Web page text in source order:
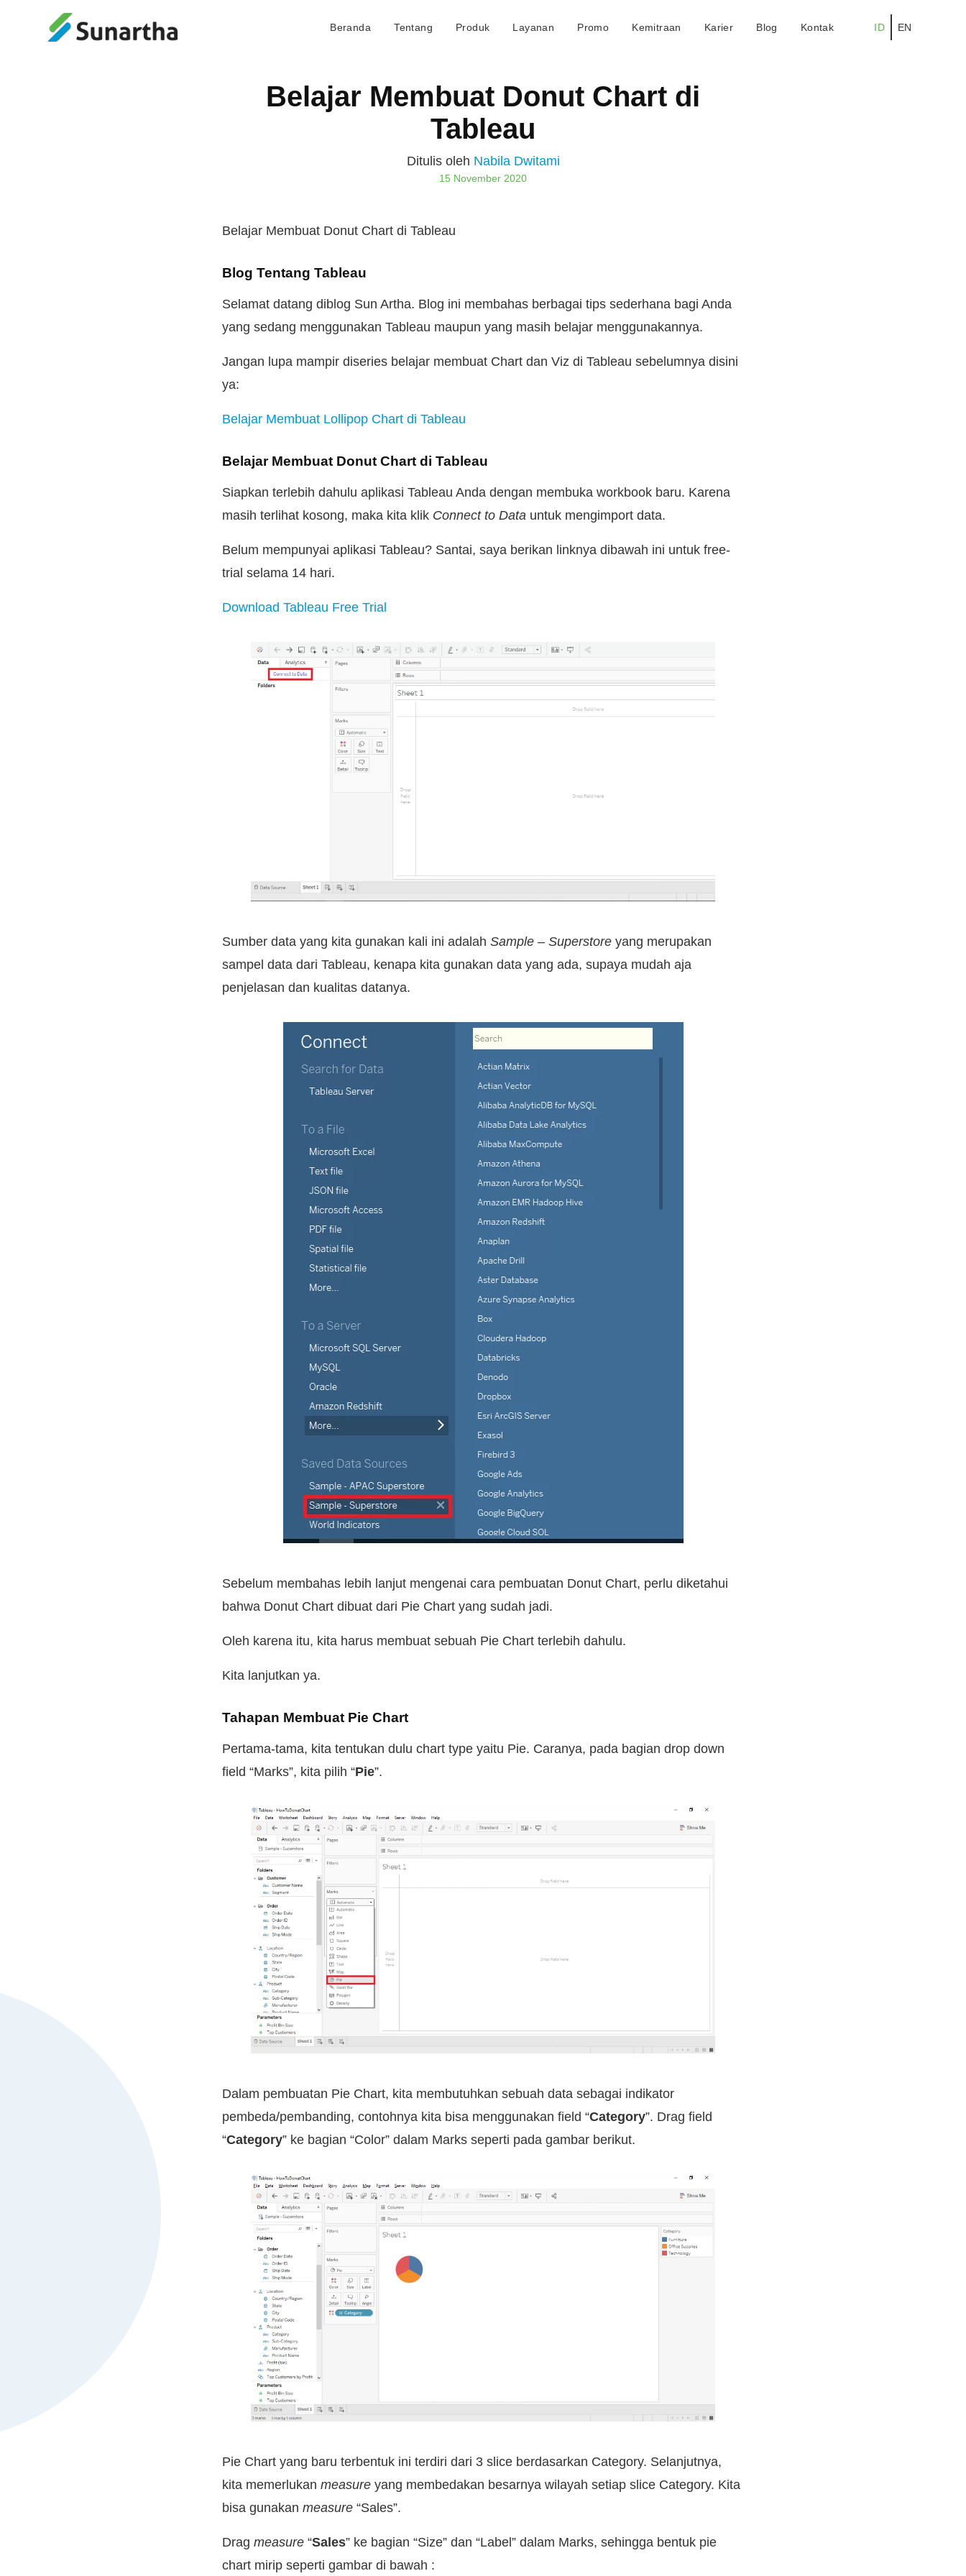
Beranda Tentang Produk Layanan Promo Kemitraan Karier Blog Kontak ID EN
Belajar Membuat Donut Chart di
Tableau
Ditulis oleh Nabila Dwitami
15 November 2020
Belajar Membuat Donut Chart di Tableau
Blog Tentang Tableau
Selamat datang diblog Sun Artha. Blog ini membahas berbagai tips sederhana bagi Anda
yang sedang menggunakan Tableau maupun yang masih belajar menggunakannya.
Jangan lupa mampir diseries belajar membuat Chart dan Viz di Tableau sebelumnya disini
ya:
Belajar Membuat Lollipop Chart di Tableau
Belajar Membuat Donut Chart di Tableau
Siapkan terlebih dahulu aplikasi Tableau Anda dengan membuka workbook baru. Karena
masih terlihat kosong, maka kita klik Connect to Data untuk mengimport data.
Belum mempunyai aplikasi Tableau? Santai, saya berikan linknya dibawah ini untuk free-
trial selama 14 hari.
Download Tableau Free Trial
Sumber data yang kita gunakan kali ini adalahSample – Superstore yang merupakan
sampel data dari Tableau, kenapa kita gunakan data yang ada, supaya mudah aja
penjelasan dan kualitas datanya.
Sebelum membahas lebih lanjut mengenai cara pembuatan Donut Chart, perlu diketahui
bahwa Donut Chart dibuat dari Pie Chart yang sudah jadi.
Oleh karena itu, kita harus membuat sebuah Pie Chart terlebih dahulu.
Kita lanjutkan ya.
Tahapan Membuat Pie Chart
Pertama-tama, kita tentukan dulu chart type yaitu Pie. Caranya, pada bagian drop down
field “Marks”, kita pilih “Pie”.
Dalam pembuatan Pie Chart, kita membutuhkan sebuah data sebagai indikator
pembeda/pembanding, contohnya kita bisa menggunakan field “Category”. Drag field
“Category” ke bagian “Color” dalam Marks seperti pada gambar berikut.
Pie Chart yang baru terbentuk ini terdiri dari 3 slice berdasarkan Category. Selanjutnya,
kita memerlukanmeasure yang membedakan besarnya wilayah setiap slice Category. Kita
bisa gunakanmeasure “Sales”.
Dragmeasure “Sales” ke bagian “Size” dan “Label” dalam Marks, sehingga bentuk pie
chart mirip seperti gambar di bawah :